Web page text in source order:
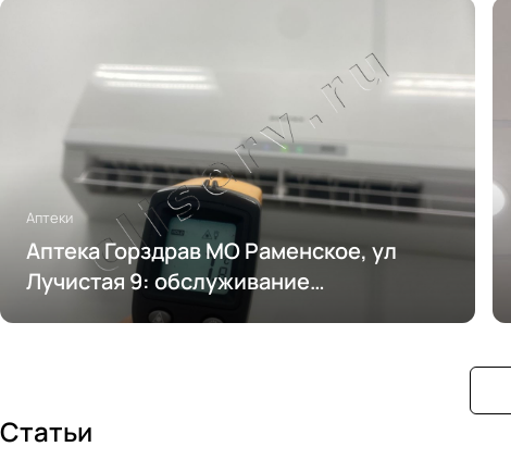
Аптеки
Аптека Горздрав МО Раменское, ул
Лучистая 9: обслуживание
кондиционирования
Статьи